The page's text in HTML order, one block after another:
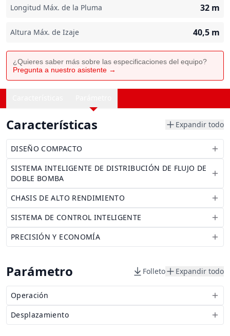
Longitud Máx. de la Pluma 32 m
Altura Máx. de Izaje 40,5 m
¿Quieres saber más sobre las especificaciones del equipo?
Pregunta a nuestro asistente →
Características Expandir todo
DISEÑO COMPACTO
SISTEMA INTELIGENTE DE DISTRIBUCIÓN DE FLUJO DE
DOBLE BOMBA
CHASIS DE ALTO RENDIMIENTO
SISTEMA DE CONTROL INTELIGENTE
PRECISIÓN Y ECONOMÍA
Parámetro Folleto Expandir todo
Operación
Desplazamiento